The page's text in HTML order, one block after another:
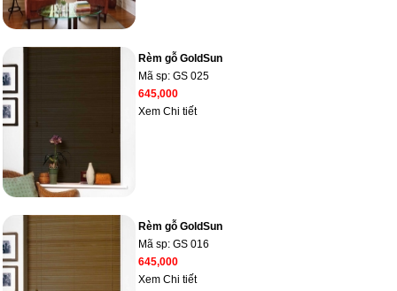
Rèm gỗ GoldSun
Mã sp: GS 025
645,000
Xem Chi tiết
Rèm gỗ GoldSun
Mã sp: GS 016
645,000
Xem Chi tiết